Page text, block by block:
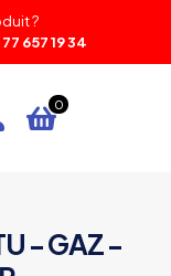
?
657 19 34
0
- GAZ -